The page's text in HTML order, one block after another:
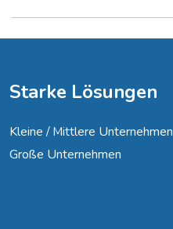
Starke Lösungen
Kleine / Mittlere Unternehmen
Große Unternehmen